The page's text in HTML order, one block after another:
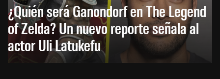
¿Quién será Ganondorf en The Legend
of Zelda? Un nuevo reporte señala al
actor Uli Latukefu